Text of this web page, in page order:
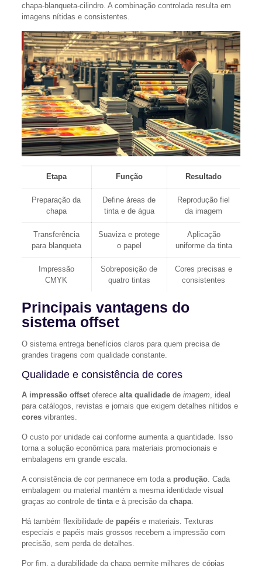
chapa‑blanqueta‑cilindro. A combinação controlada resulta em
imagens nítidas e consistentes.
Etapa Função Resultado
Preparação da
chapa
Define áreas de
tinta e de água
Reprodução fiel
da imagem
Transferência
para blanqueta
Suaviza e protege
o papel
Aplicação
uniforme da tinta
Impressão
CMYK
Sobreposição de
quatro tintas
Cores precisas e
consistentes
Principais vantagens do
sistema offset
O sistema entrega benefícios claros para quem precisa de
grandes tiragens com qualidade constante.
Qualidade e consistência de cores
A impressão offsetoferece alta qualidadede imagem, ideal
para catálogos, revistas e jornais que exigem detalhes nítidos e
coresvibrantes.
O custo por unidade cai conforme aumenta a quantidade. Isso
torna a solução econômica para materiais promocionais e
embalagens em grande escala.
A consistência de cor permanece em toda a produção. Cada
embalagem ou material mantém a mesma identidade visual
graças ao controle de tintae à precisão da chapa.
Há também flexibilidade de papéise materiais. Texturas
especiais e papéis mais grossos recebem a impressão com
precisão, sem perda de detalhes.
Por fim, a durabilidade da chapa permite milhares de cópias